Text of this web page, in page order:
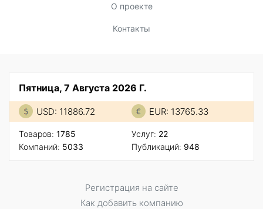
О проекте
Контакты
Пятница, 7 Августа 2026 Г.
USD: 11886.72 EUR: 13765.33
Товаров: 1785
Компаний: 5033
Услуг: 22
Публикаций: 948
Регистрация на сайте
Как добавить компанию